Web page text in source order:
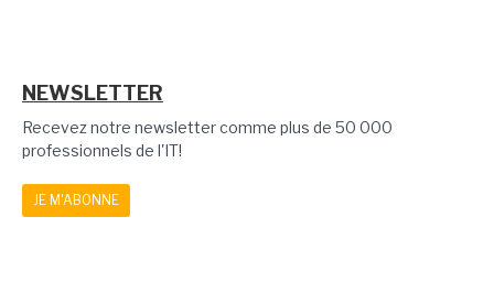
NEWSLETTER
Recevez notre newsletter comme plus de 50 000
professionnels de l'IT!
JE M'ABONNE